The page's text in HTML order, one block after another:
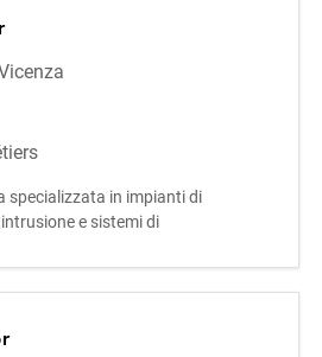
da inserire
Sede: San
specializzata in impianti di
e sistemi di
una Elettricista
operativo. La figura
esperti e avrà un
professionale, con
e certificazioni.